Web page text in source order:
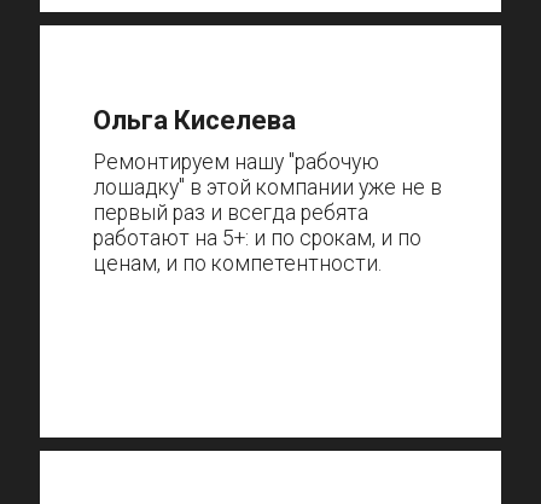
Ольга Киселева
Ремонтируем нашу "рабочую
лошадку" в этой компании уже не в
первый раз и всегда ребята
работают на 5+: и по срокам, и по
ценам, и по компетентности.